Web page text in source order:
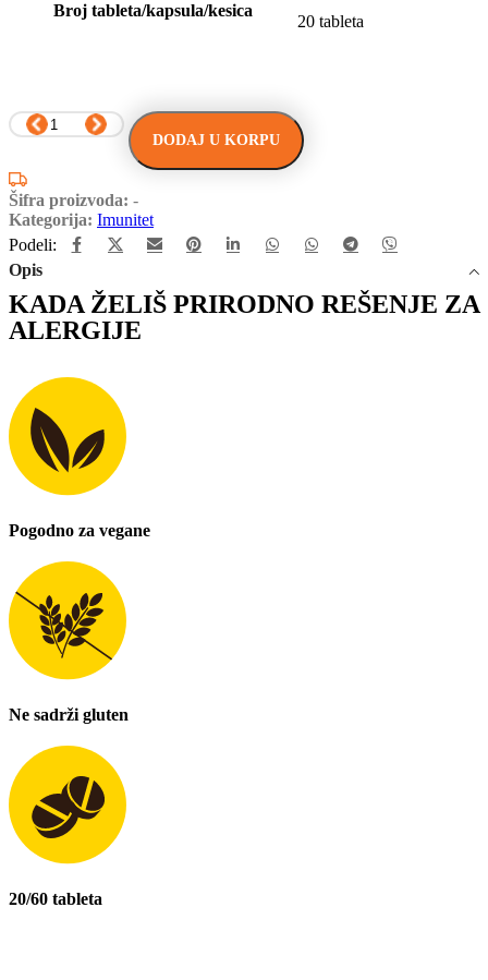
Broj tableta/kapsula/kesica
20 tableta
DODAJ U KORPU
Šifra proizvoda: -
Kategorija: Imunitet
Podeli:
Opis
KADA ŽELIŠ PRIRODNO REŠENJE ZA
ALERGIJE
Pogodno za vegane
Ne sadrži gluten
20/60 tableta